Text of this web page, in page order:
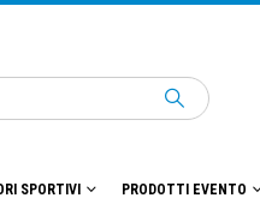
SPORTIVI PRODOTTI EVENTO